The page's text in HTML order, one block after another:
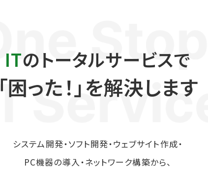
ITのトータルサービスで
「困った！」を解決します
システム開発・ソフト開発・ウェブサイト作成・
PC機器の導入・ネットワーク構築から、